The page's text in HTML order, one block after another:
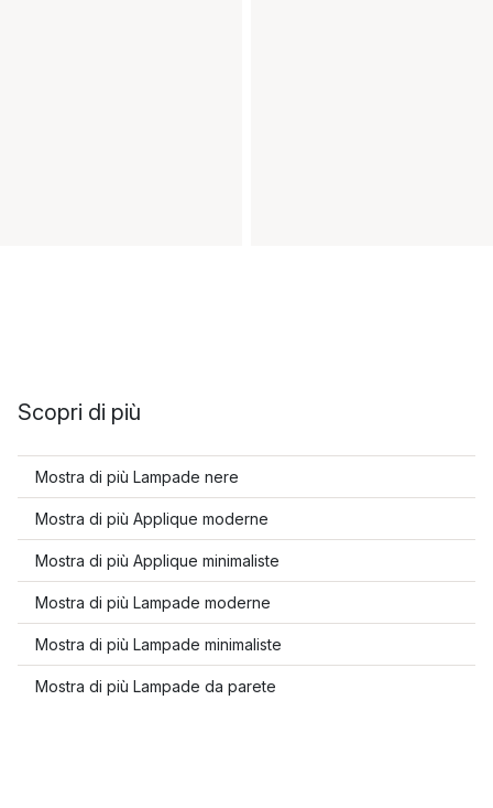
Scopri di più
Mostra di più Lampade nere
Mostra di più Applique moderne
Mostra di più Applique minimaliste
Mostra di più Lampade moderne
Mostra di più Lampade minimaliste
Mostra di più Lampade da parete